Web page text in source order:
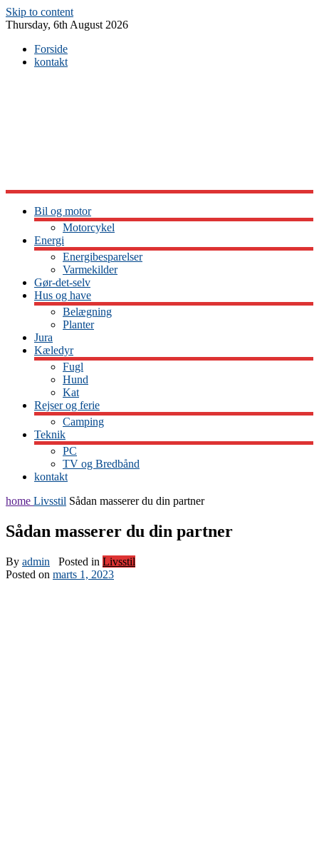
Skip to content
Thursday, 6th August 2026
Forside
kontakt
Bil og motor
Motorcykel
Energi
Energibesparelser
Varmekilder
Gør-det-selv
Hus og have
Belægning
Planter
Jura
Kæledyr
Fugl
Hund
Kat
Rejser og ferie
Camping
Teknik
PC
TV og Bredbånd
kontakt
home Livsstil Sådan masserer du din partner
Sådan masserer du din partner
By admin Posted in Livsstil
Posted on marts 1, 2023